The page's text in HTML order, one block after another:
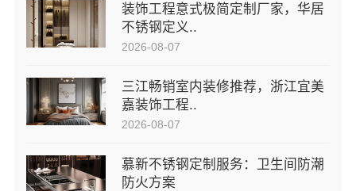
装饰工程意式极简定制厂家，华居
不锈钢定义..
2026-08-07
三江畅销室内装修推荐，浙江宜美
嘉装饰工程..
2026-08-07
慕新不锈钢定制服务：卫生间防潮
防火方案